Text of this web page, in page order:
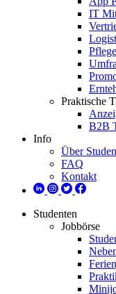
IT
Praktische
B2B
Info
Über
FAQ
Kontakt
Studenten
Jobbörse